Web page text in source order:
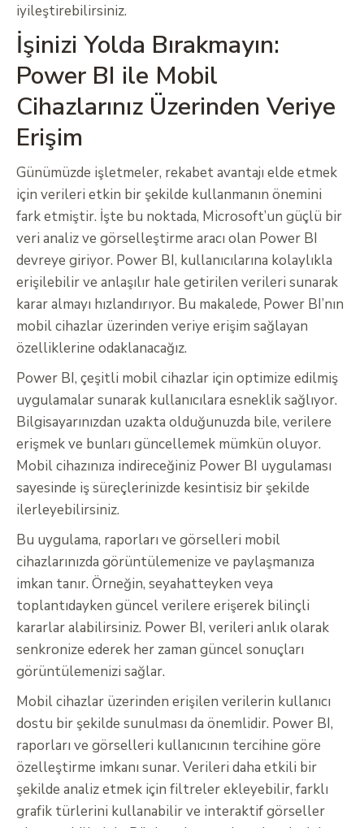
iyileştirebilirsiniz.
İşinizi Yolda Bırakmayın:
Power BI ile Mobil
Cihazlarınız Üzerinden Veriye
Erişim
Günümüzde işletmeler, rekabet avantajı elde etmek
için verileri etkin bir şekilde kullanmanın önemini
fark etmiştir. İşte bu noktada, Microsoft’un güçlü bir
veri analiz ve görselleştirme aracı olan Power BI
devreye giriyor. Power BI, kullanıcılarına kolaylıkla
erişilebilir ve anlaşılır hale getirilen verileri sunarak
karar almayı hızlandırıyor. Bu makalede, Power BI’nın
mobil cihazlar üzerinden veriye erişim sağlayan
özelliklerine odaklanacağız.
Power BI, çeşitli mobil cihazlar için optimize edilmiş
uygulamalar sunarak kullanıcılara esneklik sağlıyor.
Bilgisayarınızdan uzakta olduğunuzda bile, verilere
erişmek ve bunları güncellemek mümkün oluyor.
Mobil cihazınıza indireceğiniz Power BI uygulaması
sayesinde iş süreçlerinizde kesintisiz bir şekilde
ilerleyebilirsiniz.
Bu uygulama, raporları ve görselleri mobil
cihazlarınızda görüntülemenize ve paylaşmanıza
imkan tanır. Örneğin, seyahatteyken veya
toplantıdayken güncel verilere erişerek bilinçli
kararlar alabilirsiniz. Power BI, verileri anlık olarak
senkronize ederek her zaman güncel sonuçları
görüntülemenizi sağlar.
Mobil cihazlar üzerinden erişilen verilerin kullanıcı
dostu bir şekilde sunulması da önemlidir. Power BI,
raporları ve görselleri kullanıcının tercihine göre
özelleştirme imkanı sunar. Verileri daha etkili bir
şekilde analiz etmek için filtreler ekleyebilir, farklı
grafik türlerini kullanabilir ve interaktif görseller